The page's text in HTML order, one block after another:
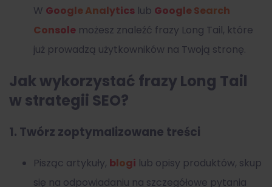
W Google Analytics lub Google Search
Console możesz znaleźć frazy Long Tail, które
już prowadzą użytkowników na Twoją stronę.
Jak wykorzystać frazy Long Tail
w strategii SEO?
1. Twórz zoptymalizowane treści
Pisząc artykuły, blogi lub opisy produktów, skup
się na odpowiadaniu na szczegółowe pytania